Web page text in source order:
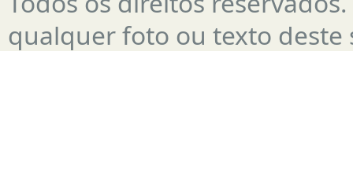
qualquer foto ou texto deste